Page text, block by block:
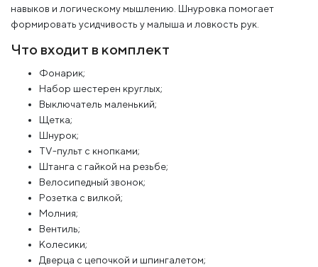
навыков и логическому мышлению. Шнуровка помогает
формировать усидчивость у малыша и ловкость рук.
Что входит в комплект
Фонарик;
Набор шестерен круглых;
Выключатель маленький;
Щетка;
Шнурок;
TV-пульт с кнопками;
Штанга с гайкой на резьбе;
Велосипедный звонок;
Розетка с вилкой;
Молния;
Вентиль;
Колесики;
Дверца с цепочкой и шпингалетом;